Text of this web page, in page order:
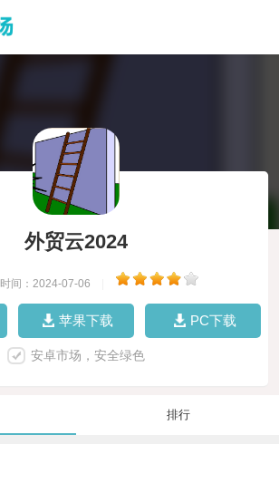
外贸云2024
时间：2024-07-06
苹果下载 PC下载
安卓市场，安全绿色
排行